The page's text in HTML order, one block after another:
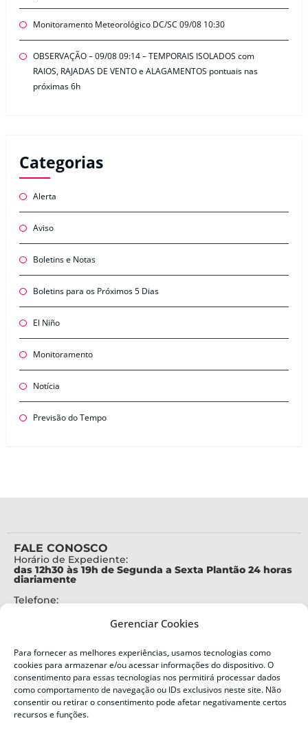
Gerenciar Cookies
Para fornecer as melhores experiências, usamos tecnologias como
cookies para armazenar e/ou acessar informações do dispositivo. O
consentimento para essas tecnologias nos permitirá processar dados
como comportamento de navegação ou IDs exclusivos neste site. Não
consentir ou retirar o consentimento pode afetar negativamente certos
recursos e funções.
Monitoramento Meteorológico DC/SC 09/08 10:30
OBSERVAÇÃO – 09/08 09:14 – TEMPORAIS ISOLADOS com
RAIOS, RAJADAS DE VENTO e ALAGAMENTOS pontuais nas
próximas 6h
Categorias
Alerta
Aviso
Boletins e Notas
Boletins para os Próximos 5 Dias
El Niño
Monitoramento
Notícia
Previsão do Tempo
FALE CONOSCO
Horário de Expediente:
das 12h30 às 19h de Segunda a Sexta Plantão 24 horas
diariamente
Telefone:
Alertas Defesa Civil:
SMS 40199
ENDEREÇO
Defesa Civil do Estado de Santa Catarina